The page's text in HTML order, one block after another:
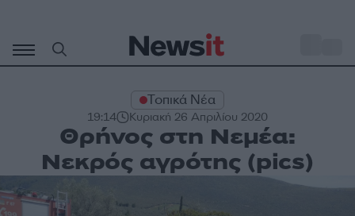
περιεχόμενο
Τοπικά Νέα
19:14 Κυριακή 26 Απριλίου 2020
Θρήνος στη Νεμέα:
Νεκρός αγρότης (pics)